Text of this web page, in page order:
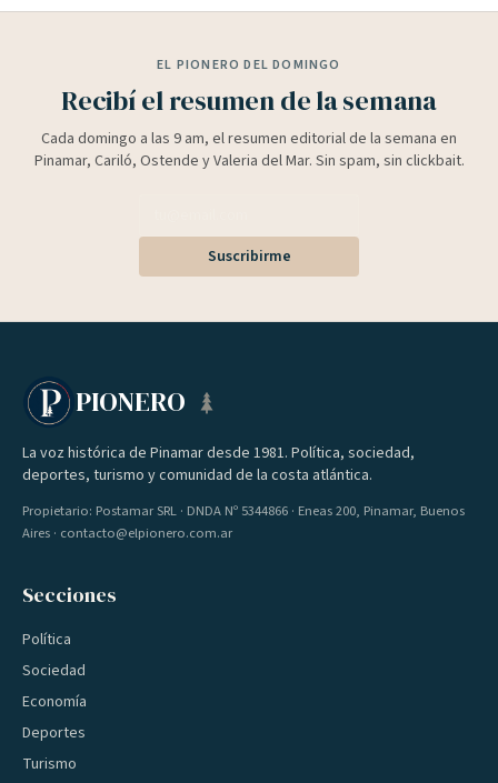
EL PIONERO DEL DOMINGO
Recibí el resumen de la semana
Cada domingo a las 9 am, el resumen editorial de la semana en
Pinamar, Cariló, Ostende y Valeria del Mar. Sin spam, sin clickbait.
Suscribirme
PIONERO
La voz histórica de Pinamar desde 1981. Política, sociedad,
deportes, turismo y comunidad de la costa atlántica.
Propietario: Postamar SRL · DNDA Nº 5344866 · Eneas 200, Pinamar, Buenos
Aires · contacto@elpionero.com.ar
Secciones
Política
Sociedad
Economía
Deportes
Turismo